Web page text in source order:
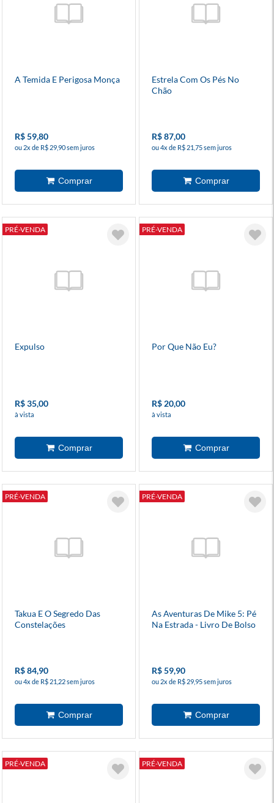
A Temida E Perigosa Monça
R$ 59,80
ou 2x de R$ 29,90 sem juros
Estrela Com Os Pés No
Chão
R$ 87,00
ou 4x de R$ 21,75 sem juros
PRÉ-VENDA
Expulso
R$ 35,00
à vista
PRÉ-VENDA
Por Que Não Eu?
R$ 20,00
à vista
PRÉ-VENDA
Takua E O Segredo Das
Constelações
R$ 84,90
ou 4x de R$ 21,22 sem juros
PRÉ-VENDA
As Aventuras De Mike 5: Pé
Na Estrada - Livro De Bolso
R$ 59,90
ou 2x de R$ 29,95 sem juros
PRÉ-VENDA PRÉ-VENDA